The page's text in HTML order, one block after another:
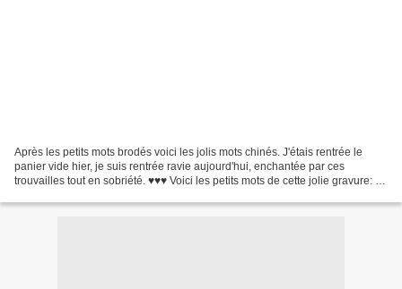
Après les petits mots brodés voici les jolis mots chinés. J'étais rentrée le
panier vide hier, je suis rentrée ravie aujourd'hui, enchantée par ces
trouvailles tout en sobriété. ♥♥♥ Voici les petits mots de cette jolie gravure: «